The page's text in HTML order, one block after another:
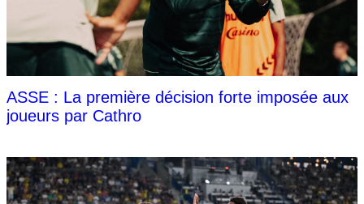
ASSE : La première décision forte imposée aux
joueurs par Cathro